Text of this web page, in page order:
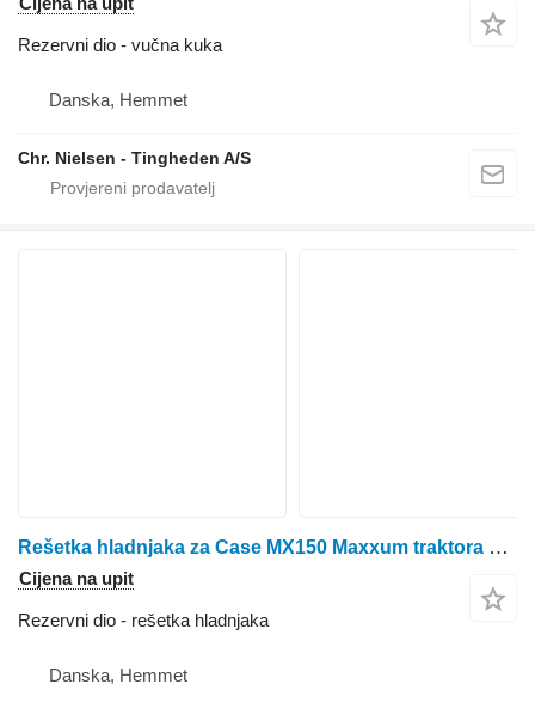
Rezervni dio - vučna kuka
Danska, Hemmet
Chr. Nielsen - Tingheden A/S
Rešetka hladnjaka za Case MX150 Maxxum traktora na kotačima
Cijena na upit
Rezervni dio - rešetka hladnjaka
Danska, Hemmet